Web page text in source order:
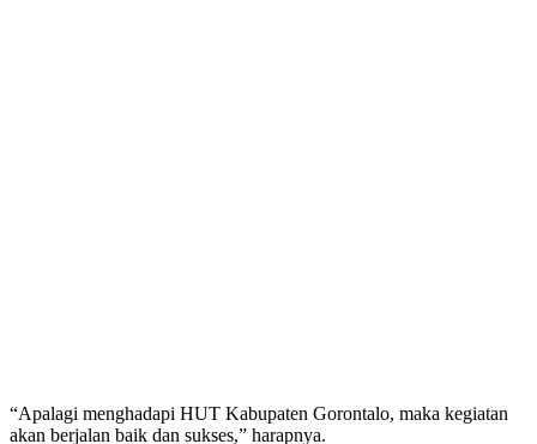
“Apalagi menghadapi HUT Kabupaten Gorontalo, maka kegiatan
akan berjalan baik dan sukses,” harapnya.